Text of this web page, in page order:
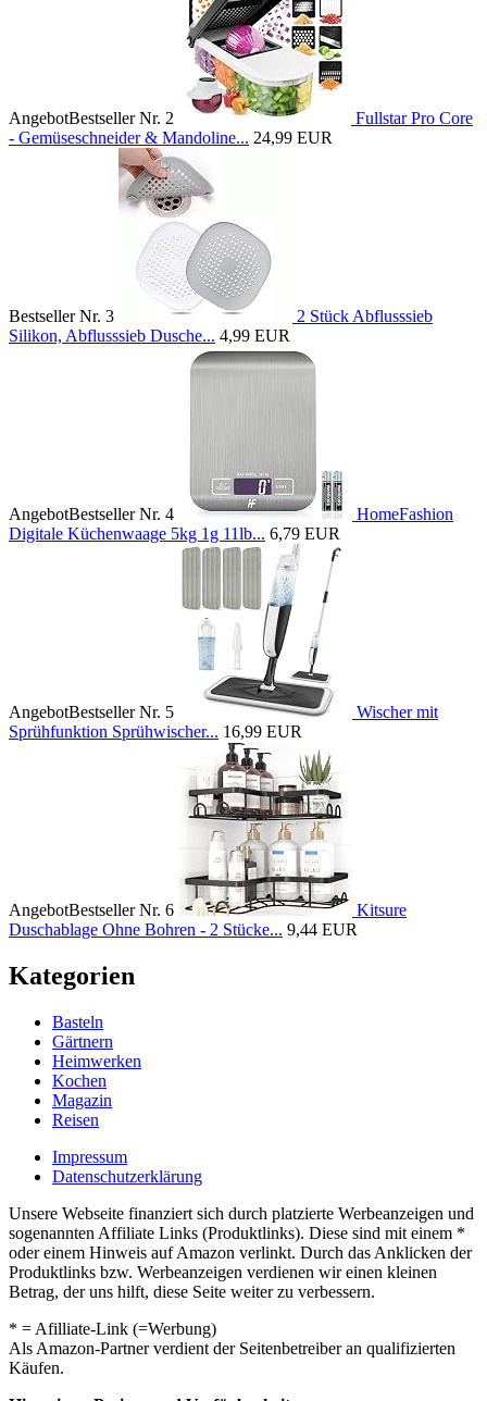
AngebotBestseller Nr. 2
Fullstar Pro Core
- Gemüseschneider & Mandoline... 24,99 EUR
Bestseller Nr. 3
2 Stück Abflusssieb
Silikon, Abflusssieb Dusche... 4,99 EUR
AngebotBestseller Nr. 4
HomeFashion
Digitale Küchenwaage 5kg 1g 11lb... 6,79 EUR
AngebotBestseller Nr. 5
Wischer mit
Sprühfunktion Sprühwischer... 16,99 EUR
AngebotBestseller Nr. 6
Kitsure
Duschablage Ohne Bohren - 2 Stücke... 9,44 EUR
Kategorien
Basteln
Gärtnern
Heimwerken
Kochen
Magazin
Reisen
Impressum
Datenschutzerklärung
Unsere Webseite finanziert sich durch platzierte Werbeanzeigen und
sogenannten Affiliate Links (Produktlinks). Diese sind mit einem *
oder einem Hinweis auf Amazon verlinkt. Durch das Anklicken der
Produktlinks bzw. Werbeanzeigen verdienen wir einen kleinen
Betrag, der uns hilft, diese Seite weiter zu verbessern.
* = Afilliate-Link (=Werbung)
Als Amazon-Partner verdient der Seitenbetreiber an qualifizierten
Käufen.